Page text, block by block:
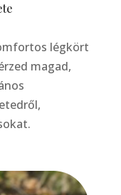
légkört
magad,